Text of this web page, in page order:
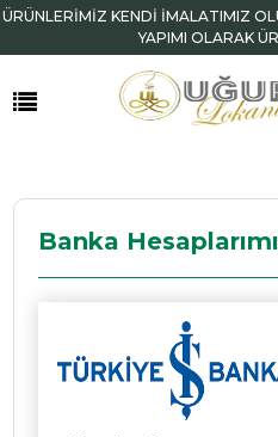
ÜRÜNLERİMİZ KENDİ İMALATIMIZ
YAPIMI OLARAK
Banka